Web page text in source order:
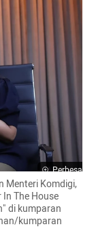
Perbesar
Menteri Komdigi,
The House
di kumparan
kumparan